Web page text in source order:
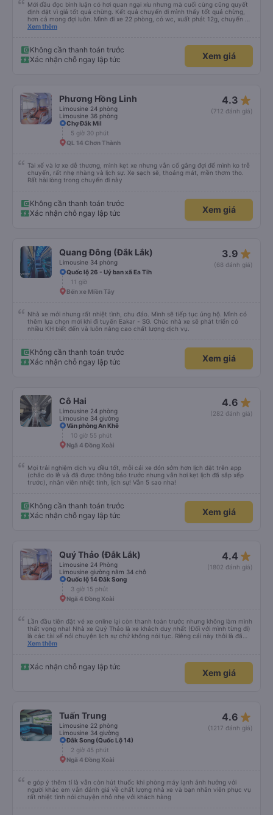
Mới đầu đọc bình luận có hơi quan ngại xíu nhưng mà cuối cùng cũng quyết
định đặt vì giá tốt quá chừng. Kết quả chuyến đi mình thấy tốt quá chừng,
hơn cả mong đợi luôn. Mình đi xe 22 phòng, có wc, xuất phát 12g, chuyến đi
hôm qua của mình như thế này: 1. Ưu điểm: - Mấy bạn CSKH kỹ tính và dễ
trên xe sạch sẽ. - Phòng nằm không phải mới kin kít nhưng rất sạch sẽ, êm,
nằm thoải mái cho cả 2 người, mình say xe nhưng nằm thoải mái lắm, có thể
đọc sách được nguyên cả chuyến đi luôn mà. - Xuất phát đúng giờ và mình
nhà xe có xin lỗi và báo lại chỉ dừng ở Chu Văn An được thôi. Nếu về Mã Lò
được thì tiện cho mình quá chừng. Do xe dễ thương nên gặp được khách trên
xe ai cũng dễ thương quá luôn, nên chuyến đi hôm qua của mình okela lắm,
hi vọng nhà xe giữ được phong độ như thế này, đừng bị sa sút nha.
Xem thêm
Không cần thanh toán trước
Xác nhận chỗ ngay lập tức
Xem giá
Phương Hồng Linh
Limousine 24 phòng
Limousine 36 phòng
4.3 star_rate
(712 đánh giá)
Chợ Đắk Mil
5 giờ 30 phút
QL 14 Chơn Thành
Tài xế và lơ xe dễ thương, mình kẹt xe nhưng vẫn cố gắng đợi để mình ko trễ
chuyến, rất nhẹ nhàng và lịch sự. Xe sạch sẽ, thoáng mát, mền thơm tho.
Rất hài lòng trong chuyến đi này
Không cần thanh toán trước
Xác nhận chỗ ngay lập tức
Xem giá
Quang Đông (Đắk Lắk)
Limousine 34 phòng
3.9 star_rate
(68 đánh giá)
Quốc lộ 26 - Uỷ ban xã Ea Tih
11 giờ
Bến xe Miền Tây
Nhà xe mới nhưng rất nhiệt tình, chu đáo. Mình sẽ tiếp tục ủng hộ. Mình có
thêm lựa chọn mới khi đi tuyến Eakar - SG. Chúc nhà xe sẽ phát triển có
nhiều KH biết đến và luôn nâng cao chất lượng dịch vụ.
Không cần thanh toán trước
Xác nhận chỗ ngay lập tức
Xem giá
Cô Hai
Limousine 24 phòng
Limousine 34 giường
4.6 star_rate
(282 đánh giá)
Văn phòng An Khê
10 giờ 55 phút
Ngã 4 Đồng Xoài
Mọi trải nghiệm dịch vụ đều tốt, mỗi cái xe đón sớm hơn lịch đặt trên app
(chắc do lễ và đã được thông báo trước nhưng vẫn hơi kẹt lịch đã sắp xếp
trước), nhân viên nhiệt tình, lịch sự! Vẫn 5 sao nha!
Không cần thanh toán trước
Xác nhận chỗ ngay lập tức
Xem giá
Quý Thảo (Đắk Lắk)
Limousine 24 Phòng
Limousine giường nằm 34 chỗ
4.4 star_rate
(1802 đánh giá)
Quốc lộ 14 Đăk Song
3 giờ 15 phút
Ngã 4 Đồng Xoài
Lần đầu tiên đặt vé xe online lại còn thanh toán trước nhưng không làm mình
thất vọng nha! Nhà xe Quý Thảo là xe khách duy nhất (Đối với mình từng đi)
là các tài xế nói chuyện lịch sự chứ không nói tục. Riêng cái này thôi là đã
đánh giá 5 sao rồi. Chú tài xế còn uống pepsi rất dễ thương chứ không có
Xem thêm
Xác nhận chỗ ngay lập tức
Xem giá
Tuấn Trung
Limousine 22 phòng
Limousine 34 giường
4.6 star_rate
(1217 đánh giá)
Đắk Song (Quốc Lộ 14)
2 giờ 45 phút
Ngã 4 Đồng Xoài
e góp ý thêm tí là vẫn còn hút thuốc khi phòng máy lạnh ảnh hưởng với
người khác em vẫn đánh giá về chất lượng nhà xe và bạn nhân viên phục vụ
rất nhiệt tình nói chuyện nhỏ nhẹ với khách hàng